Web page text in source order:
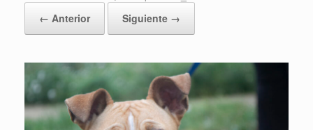
← Anterior
Siguiente →